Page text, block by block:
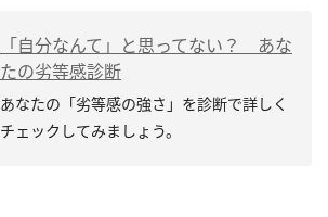
「自分なんて」と思ってない？ あな
たの劣等感診断
あなたの「劣等感の強さ」を診断で詳しく
チェックしてみましょう。